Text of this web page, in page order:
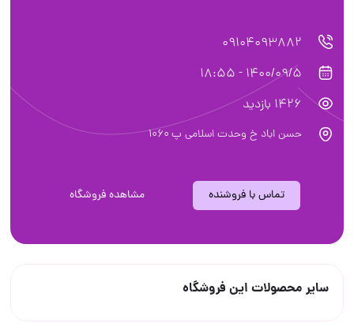
09104093882
1400/09/5 - 18:55
1426 بازدید
حسن اباد خ وحدت اسلامى پ ١٠٦٠
تماس با فروشنده مشاهده فروشگاه
سایر محصولات این فروشگاه